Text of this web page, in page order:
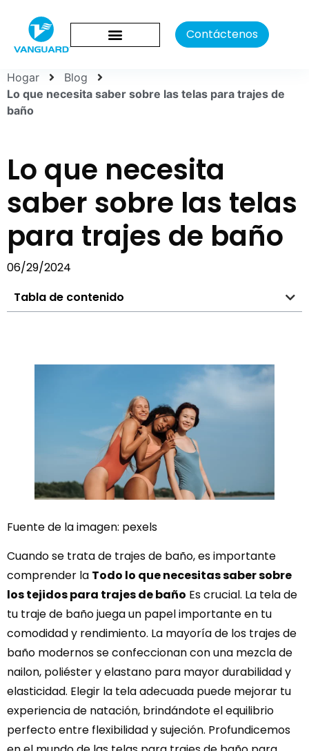
Contáctenos
Hogar
Blog
Lo que necesita saber sobre las telas para trajes de
baño
Lo que necesita
saber sobre las telas
para trajes de baño
06/29/2024
Tabla de contenido
Fuente de la imagen: pexels
Cuando se trata de trajes de baño, es importante
comprender la Todo lo que necesitas saber sobre
los tejidos para trajes de baño Es crucial. La tela de
tu traje de baño juega un papel importante en tu
comodidad y rendimiento. La mayoría de los trajes de
baño modernos se confeccionan con una mezcla de
nailon, poliéster y elastano para mayor durabilidad y
elasticidad. Elegir la tela adecuada puede mejorar tu
experiencia de natación, brindándote el equilibrio
perfecto entre flexibilidad y sujeción. Profundicemos